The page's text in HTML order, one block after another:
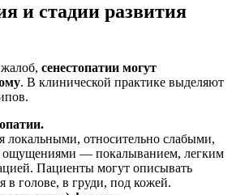
и стадии развития
сенестопатии могут
. В клинической практике выделяют
локальными, относительно слабыми,
ощущениями — покалыванием, легким
Пациенты могут описывать
в голове, в груди, под кожей.